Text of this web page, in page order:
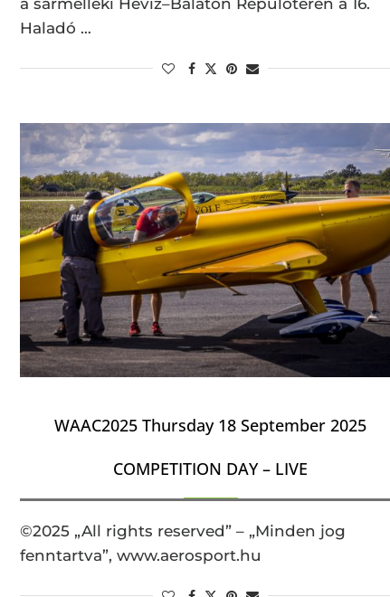
a sármelléki Hévíz–Balaton Repülőtéren a 16.
Haladó …
WAAC2025 Thursday 18 September 2025
COMPETITION DAY – LIVE
©2025 „All rights reserved” – „Minden jog
fenntartva”, www.aerosport.hu